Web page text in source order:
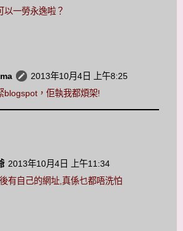
以一勞永逸啦？
2013年10月4日 上午8:25
blogspot，佢執我都煩架!
2013年10月4日 上午11:34
有自己的網址,真係乜都唔洗怕